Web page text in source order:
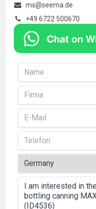
ms@seema.de
+49 6722 500670